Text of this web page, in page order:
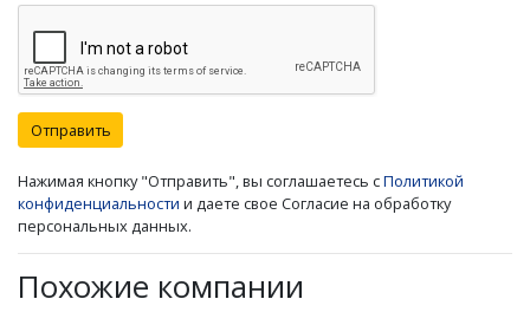
Отправить
Нажимая кнопку "Отправить", вы соглашаетесь сПолитикой
конфиденциальности и даете свое Согласие на обработку
персональных данных.
Похожие компании